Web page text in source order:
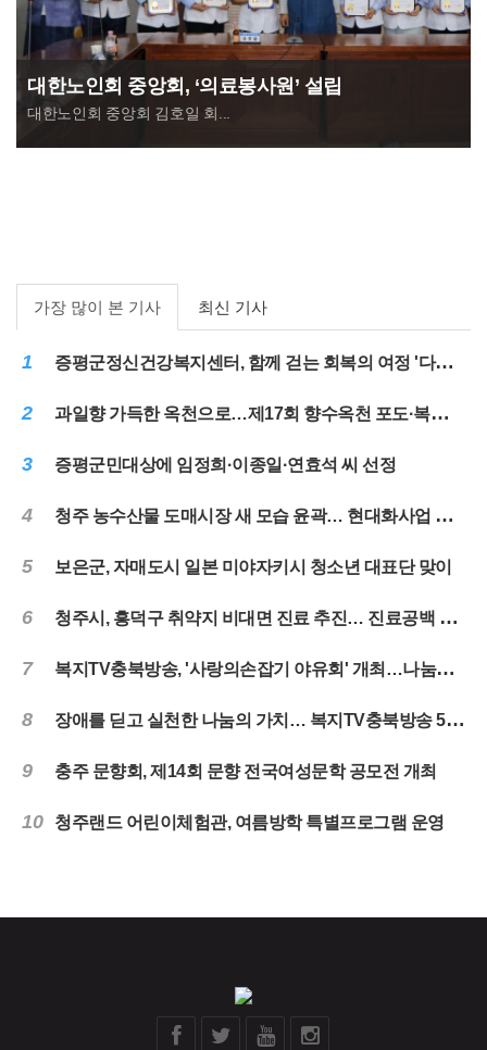
대한노인회 중앙회, ‘의료봉사원’ 설립
대한노인회 중앙회 김호일 회...
가장 많이 본 기사 최신 기사
1 증평군정신건강복지센터, 함께 걷는 회복의 여정 '다시ON, 여름나들이'
2 과일향 가득한 옥천으로…제17회 향수옥천 포도·복숭아축제 31일 개막
3 증평군민대상에 임정희·이종일·연효석 씨 선정
4 청주 농수산물 도매시장 새 모습 윤곽… 현대화사업 순항
5 보은군, 자매도시 일본 미야자키시 청소년 대표단 맞이
6 청주시, 흥덕구 취약지 비대면 진료 추진… 진료공백 해소
7 복지TV충북방송, '사랑의손잡기 야유회' 개최…나눔과 화합의 시간 마련
8 장애를 딛고 실천한 나눔의 가치… 복지TV충북방송 5년 떡나눔 마무리
9 충주 문향회, 제14회 문향 전국여성문학 공모전 개최
10 청주랜드 어린이체험관, 여름방학 특별프로그램 운영